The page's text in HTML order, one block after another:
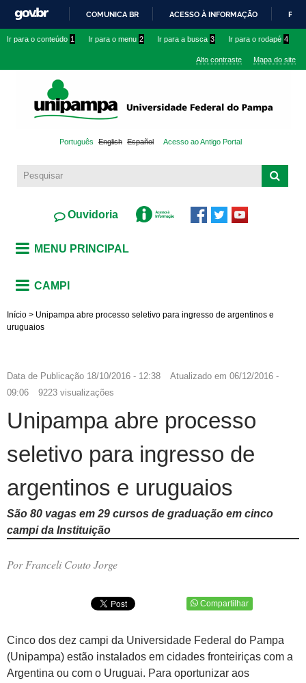
conteúdo
IR
O
COMUNICA BR ACESSO À INFORMAÇÃO
Ir para o conteúdo 1 Ir para o menu 2 Ir para a busca 3 Ir para o rodapé 4
Alto contraste Mapa do site
Português English Español Acesso ao Antigo Portal
Ouvidoria
MENU PRINCIPAL
CAMPI
Início > Unipampa abre processo seletivo para ingresso de argentinos e
uruguaios
Data de Publicação 18/10/2016 - 12:38 Atualizado em 06/12/2016 -
09:06
9223 visualizações
Unipampa abre processo
seletivo para ingresso de
argentinos e uruguaios
São 80 vagas em 29 cursos de graduação em cinco
campi da Instituição
Por Franceli Couto Jorge
Compartilhar
Cinco dos dez campi da Universidade Federal do Pampa
(Unipampa) estão instalados em cidades fronteiriças com a
Argentina ou com o Uruguai. Para oportunizar aos